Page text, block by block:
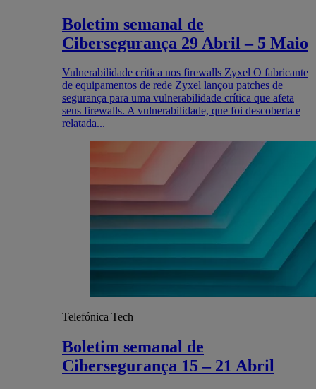
Boletim semanal de
Cibersegurança 29 Abril – 5 Maio
Vulnerabilidade crítica nos firewalls Zyxel O fabricante
de equipamentos de rede Zyxel lançou patches de
segurança para uma vulnerabilidade crítica que afeta
seus firewalls. A vulnerabilidade, que foi descoberta e
relatada...
Telefónica Tech
Boletim semanal de
Cibersegurança 15 – 21 Abril